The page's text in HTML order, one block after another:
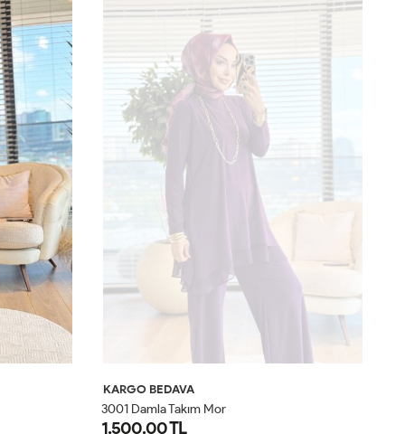
KARGO BEDAVA
3001 Damla Takım Mor
1,500.00 TL